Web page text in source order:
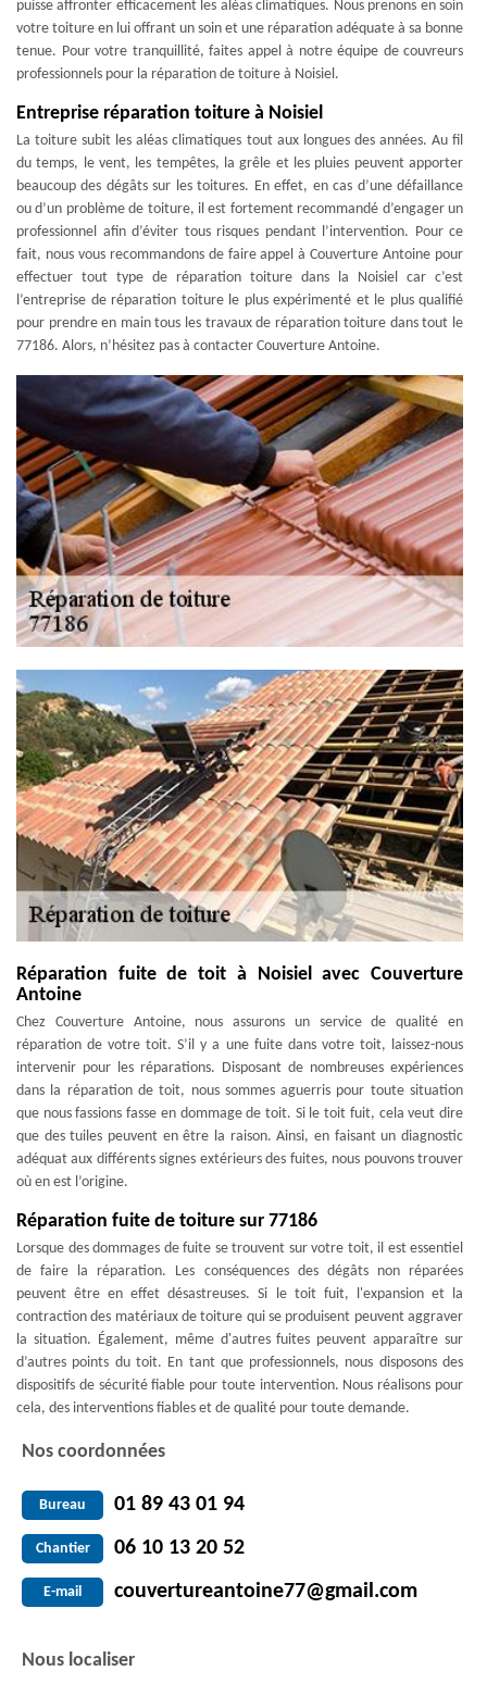
puisse affronter efficacement les aléas climatiques. Nous prenons en soin
votre toiture en lui offrant un soin et une réparation adéquate à sa bonne
tenue. Pour votre tranquillité, faites appel à notre équipe de couvreurs
professionnels pour la réparation de toiture à Noisiel.
Entreprise réparation toiture à Noisiel
La toiture subit les aléas climatiques tout aux longues des années. Au fil
du temps, le vent, les tempêtes, la grêle et les pluies peuvent apporter
beaucoup des dégâts sur les toitures. En effet, en cas d’une défaillance
ou d’un problème de toiture, il est fortement recommandé d’engager un
professionnel afin d’éviter tous risques pendant l’intervention. Pour ce
fait, nous vous recommandons de faire appel à Couverture Antoine pour
effectuer tout type de réparation toiture dans la Noisiel car c’est
l’entreprise de réparation toiture le plus expérimenté et le plus qualifié
pour prendre en main tous les travaux de réparation toiture dans tout le
77186. Alors, n’hésitez pas à contacter Couverture Antoine.
Réparation fuite de toit à Noisiel avec Couverture
Antoine
Chez Couverture Antoine, nous assurons un service de qualité en
réparation de votre toit. S’il y a une fuite dans votre toit, laissez-nous
intervenir pour les réparations. Disposant de nombreuses expériences
dans la réparation de toit, nous sommes aguerris pour toute situation
que nous fassions fasse en dommage de toit. Si le toit fuit, cela veut dire
que des tuiles peuvent en être la raison. Ainsi, en faisant un diagnostic
adéquat aux différents signes extérieurs des fuites, nous pouvons trouver
où en est l’origine.
Réparation fuite de toiture sur 77186
Lorsque des dommages de fuite se trouvent sur votre toit, il est essentiel
de faire la réparation. Les conséquences des dégâts non réparées
peuvent être en effet désastreuses. Si le toit fuit, l'expansion et la
contraction des matériaux de toiture qui se produisent peuvent aggraver
la situation. Également, même d'autres fuites peuvent apparaître sur
d’autres points du toit. En tant que professionnels, nous disposons des
dispositifs de sécurité fiable pour toute intervention. Nous réalisons pour
cela, des interventions fiables et de qualité pour toute demande.
Nos coordonnées
Bureau 01 89 43 01 94
Chantier 06 10 13 20 52
E-mail couvertureantoine77@gmail.com
Nous localiser